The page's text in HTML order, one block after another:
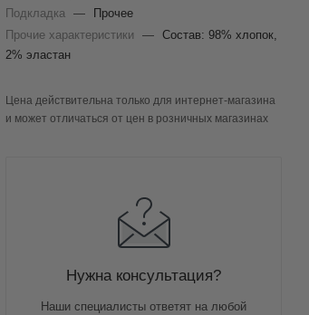
Подкладка —
Прочее
Прочие характеристики
— Состав: 98% хлопок,
2% эластан
Цена действительна только для интернет-магазина
и может отличаться от цен в розничных магазинах
Нужна консультация?
Наши специалисты ответят на любой